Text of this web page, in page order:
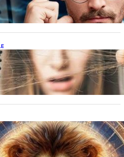
deficiențe de proteine:
sănătății tale
8/8: Oportunități de
Cinci Zodii în 2026